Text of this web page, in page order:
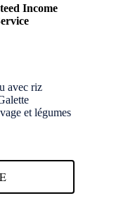
Income
avec riz
et légumes